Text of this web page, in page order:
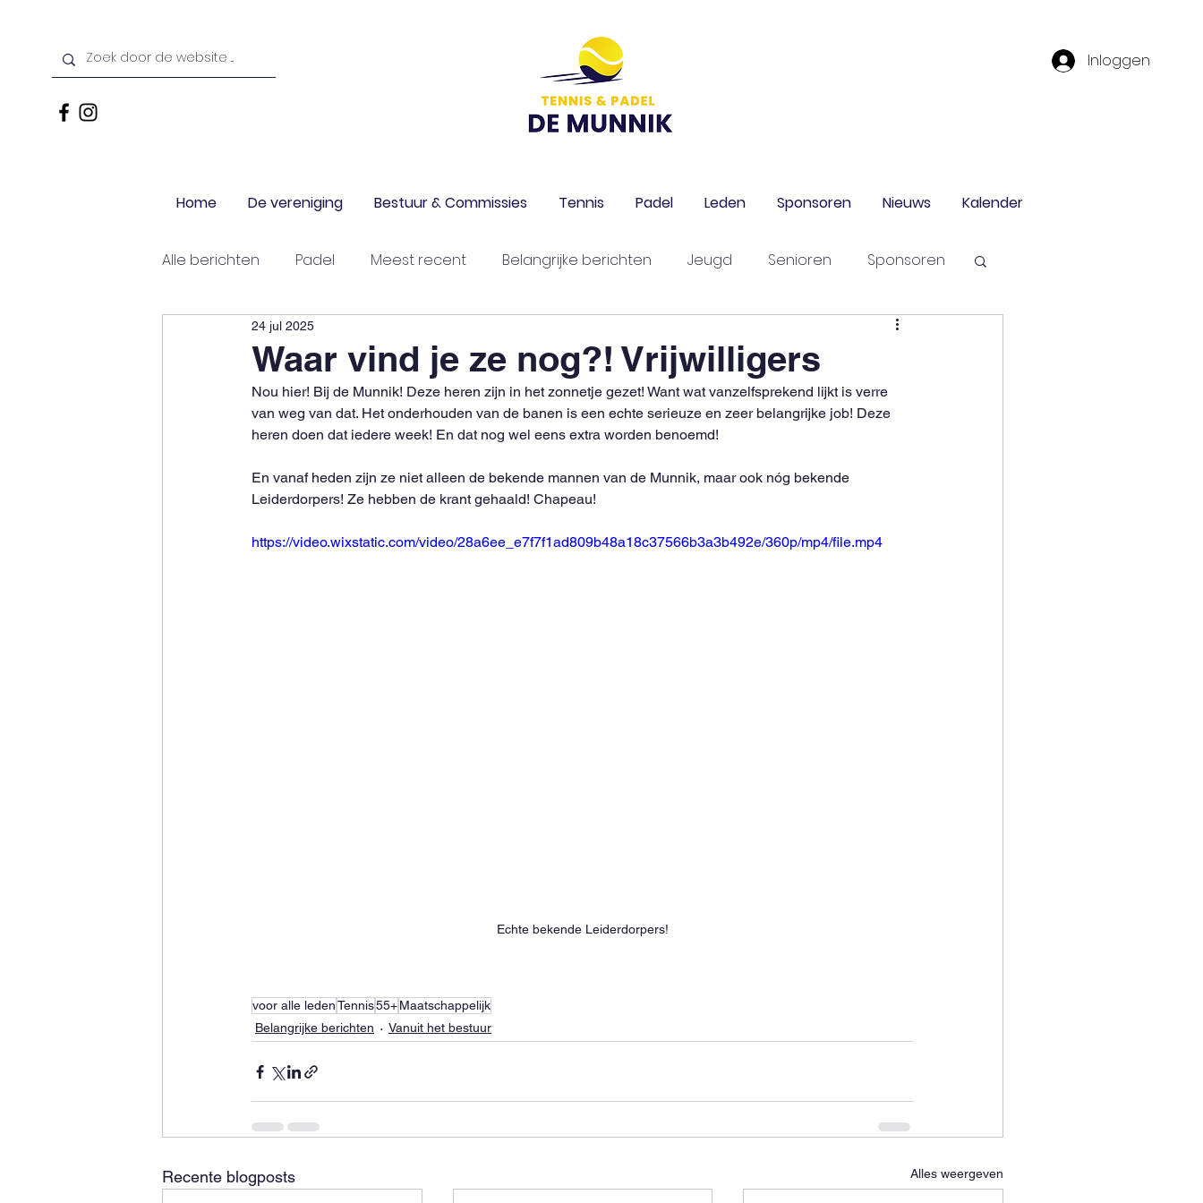
Inloggen
Home De vereniging Bestuur & Commissies Tennis Padel Leden Sponsoren Nieuws Kalender
Alle berichten Padel Meest recent Belangrijke berichten Jeugd Senioren Sponsoren
Vanuit het bestuur
Waar vind je ze nog?! Vrijwilligers
24 jul 2025
Nou hier! Bij de Munnik! Deze heren zijn in het zonnetje gezet! Want wat vanzelfsprekend lijkt is verre
van weg van dat. Het onderhouden van de banen is een echte serieuze en zeer belangrijke job! Deze
heren doen dat iedere week! En dat nog wel eens extra worden benoemd!
En vanaf heden zijn ze niet alleen de bekende mannen van de Munnik, maar ook nóg bekende
Leiderdorpers! Ze hebben de krant gehaald! Chapeau!
https://video.wixstatic.com/video/28a6ee_e7f7f1ad809b48a18c37566b3a3b492e/360p/mp4/file.mp4
Echte bekende Leiderdorpers!
voor alle ledenTennis55+Maatschappelijk
Belangrijke berichten
Vanuit het bestuur
Recente blogposts Alles weergeven